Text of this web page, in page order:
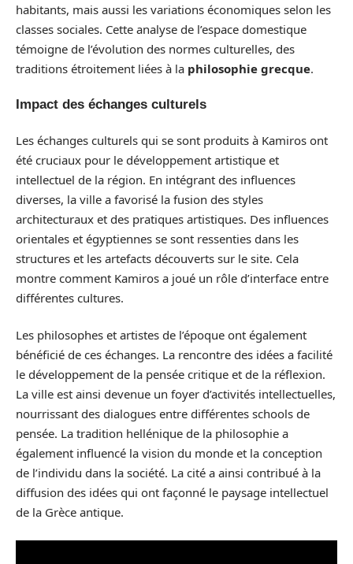
habitants, mais aussi les variations économiques selon les
classes sociales. Cette analyse de l’espace domestique
témoigne de l’évolution des normes culturelles, des
traditions étroitement liées à la philosophie grecque.
Impact des échanges culturels
Les échanges culturels qui se sont produits à Kamiros ont
été cruciaux pour le développement artistique et
intellectuel de la région. En intégrant des influences
diverses, la ville a favorisé la fusion des styles
architecturaux et des pratiques artistiques. Des influences
orientales et égyptiennes se sont ressenties dans les
structures et les artefacts découverts sur le site. Cela
montre comment Kamiros a joué un rôle d’interface entre
différentes cultures.
Les philosophes et artistes de l’époque ont également
bénéficié de ces échanges. La rencontre des idées a facilité
le développement de la pensée critique et de la réflexion.
La ville est ainsi devenue un foyer d’activités intellectuelles,
nourrissant des dialogues entre différentes schools de
pensée. La tradition hellénique de la philosophie a
également influencé la vision du monde et la conception
de l’individu dans la société. La cité a ainsi contribué à la
diffusion des idées qui ont façonné le paysage intellectuel
de la Grèce antique.